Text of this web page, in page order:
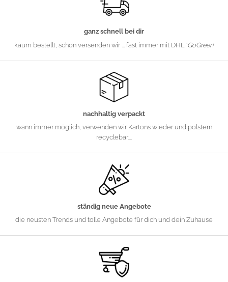
ganz schnell bei dir
kaum bestellt, schon versenden wir ... fast immer mit DHL 'GoGreen'
nachhaltig verpackt
wann immer möglich, verwenden wir Kartons wieder und polstern
recyclebar....
ständig neue Angebote
die neusten Trends und tolle Angebote für dich und dein Zuhause